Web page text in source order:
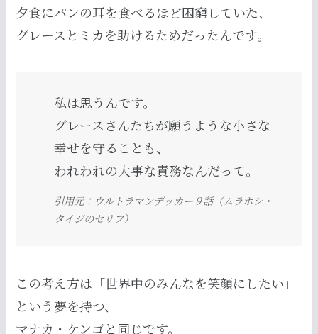
夕食にパンの耳を食べるほど困窮していた、
グレースとミカを助けるためだったんです。
私は思うんです。
グレースさんたちが願うような小さな
幸せを守ることも、
われわれの大事な責務なんだって。
引用元：ウルトラマンデッカー９話（ムラホシ・
タイジのセリフ）
この考え方は「世界中のみんなを笑顔にしたい」
という夢を持つ、
マナカ・ケンゴと同じです。